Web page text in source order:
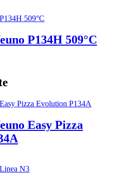
P134H 509°C
Easy Pizza